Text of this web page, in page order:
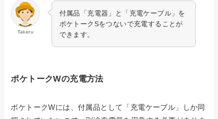
Takeru
付属品「充電器」と「充電ケーブル」を
ポケトークSをつないで充電することが
できます。
ポケトークWの充電方法
ポケトークWには、付属品として「充電ケーブル」しか同